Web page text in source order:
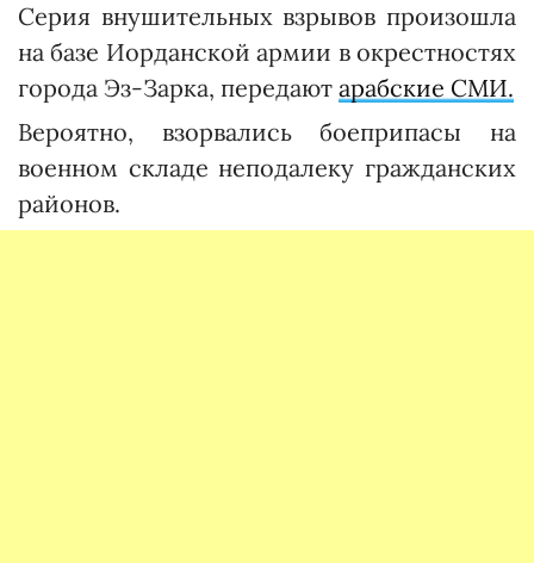
Серия внушительных взрывов произошла
на базе Иорданской армии в окрестностях
города Эз-Зарка, передают арабские СМИ.
Вероятно, взорвались боеприпасы на
военном складе неподалеку гражданских
районов.